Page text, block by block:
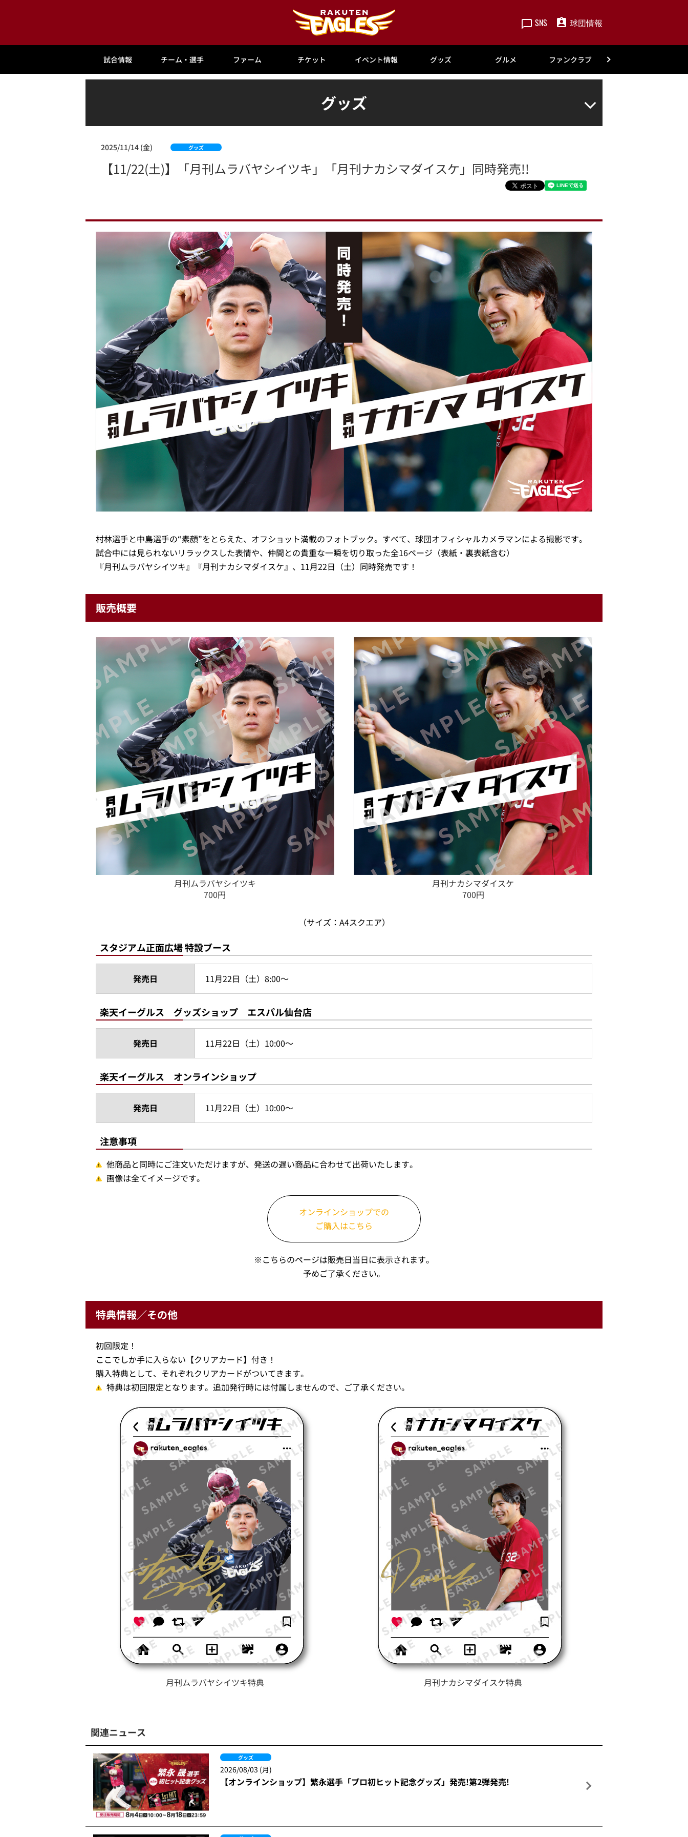
SNS 球団情報
試合情報 チーム・選手 ファーム チケット イベント情報 グッズ グルメ ファンクラブ
グッズ
2025/11/14 (金) グッズ
【11/22(土)】「月刊ムラバヤシイツキ」「月刊ナカシマダイスケ」同時発売!!
村林選手と中島選手の“素顔”をとらえた、オフショット満載のフォトブック。すべて、球団オフィシャルカメラマンによる撮影です。
試合中には見られないリラックスした表情や、仲間との貴重な一瞬を切り取った全16ページ（表紙・裏表紙含む）
『月刊ムラバヤシイツキ』『月刊ナカシマダイスケ』、11月22日（土）同時発売です！
販売概要
月刊ムラバヤシイツキ
700円
月刊ナカシマダイスケ
700円
（サイズ：A4スクエア）
スタジアム正面広場 特設ブース
発売日 11月22日（土）8:00～
楽天イーグルス グッズショップ エスパル仙台店
発売日 11月22日（土）10:00～
楽天イーグルス オンラインショップ
発売日 11月22日（土）10:00～
注意事項
他商品と同時にご注文いただけますが、発送の遅い商品に合わせて出荷いたします。
画像は全てイメージです。
オンラインショップでの
ご購入はこちら
※こちらのページは販売日当日に表示されます。
予めご了承ください。
特典情報／その他
初回限定！
ここでしか手に入らない【クリアカード】付き！
購入特典として、それぞれクリアカードがついてきます。
特典は初回限定となります。追加発行時には付属しませんので、ご了承ください。
月刊ムラバヤシイツキ特典 月刊ナカシマダイスケ特典
関連ニュース
グッズ
2026/08/03 (月)
【オンラインショップ】繁永選手「プロ初ヒット記念グッズ」発売!第2弾発売!